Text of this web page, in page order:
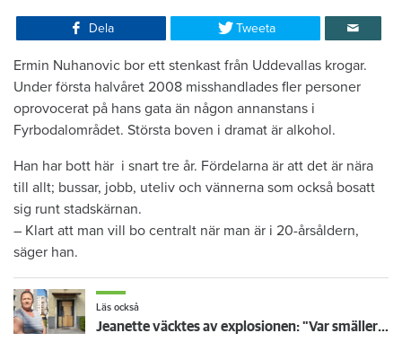
Dela Tweeta
​Ermin Nuhanovic bor ett stenkast från Uddevallas krogar.
Under första halvåret 2008 misshandlades fler personer
oprovocerat på hans gata än någon annanstans i
Fyrbodalområdet. Största boven i dramat är alkohol.
Han har bott här i snart tre år. Fördelarna är att det är nära
till allt; bussar, jobb, uteliv och vännerna som också bosatt
sig runt stadskärnan.
– Klart att man vill bo centralt när man är i 20-årsåldern,
säger han.
Läs också
Jeanette väcktes av explosionen: "Var smäller det nästa gång?"